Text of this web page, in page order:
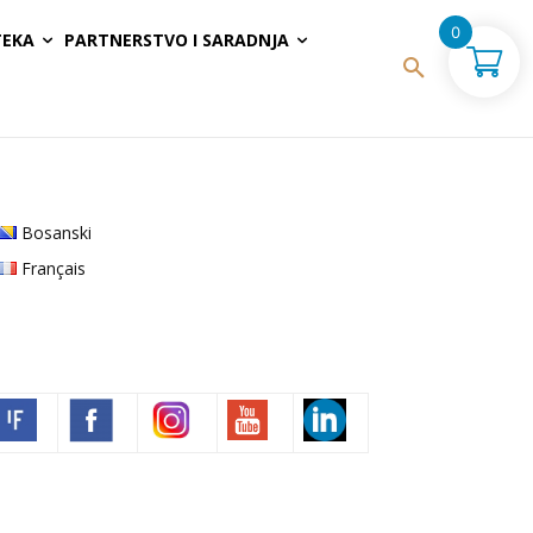
PARTNERSTVO I SARADNJA
Bosanski
Français
0